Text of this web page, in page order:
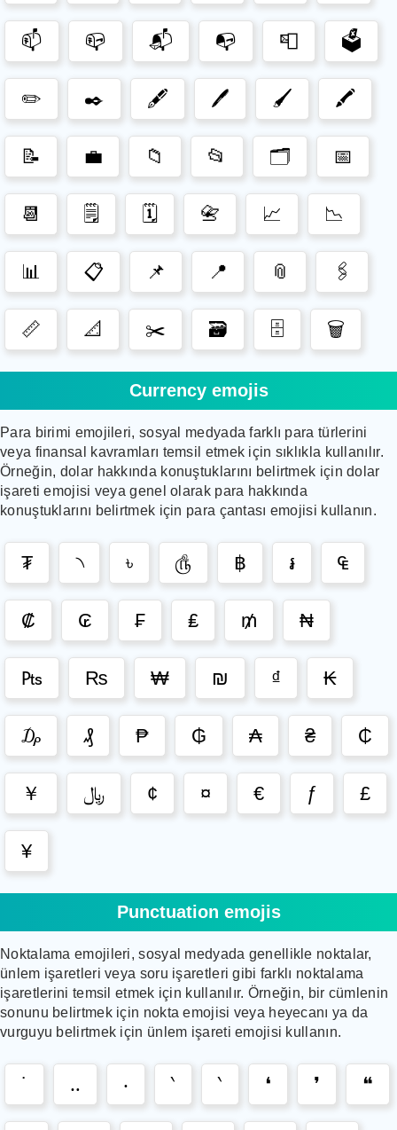
📫 📪 📬 📭 📮 🗳️
✏️ ✒️ 🖋️ 🖊️ 🖌️ 🖍️
📝 💼 📁 📂 🗂️ 📅
📆 🗒️ 🗓️ 📇 📈 📉
📊 📋 📌 📍 📎 🖇️
📏 📐 ✂️ 🗃️ 🗄️ 🗑️
Currency emojis
Para birimi emojileri, sosyal medyada farklı para türlerini
veya finansal kavramları temsil etmek için sıklıkla kullanılır.
Örneğin, dolar hakkında konuştuklarını belirtmek için dolar
işareti emojisi veya genel olarak para hakkında
konuştuklarını belirtmek için para çantası emojisi kullanın.
₮ ৲ ৳ ௹ ฿ ៛ ₠
₡ ₢ ₣ ₤ ₥ ₦
₧ ₨ ₩ ₪ ₫ ₭
₯ ₰ ₱ ₲ ₳ ₴ ₵
￥ ﷼ ¢ ¤ € ƒ £
¥
Punctuation emojis
Noktalama emojileri, sosyal medyada genellikle noktalar,
ünlem işaretleri veya soru işaretleri gibi farklı noktalama
işaretlerini temsil etmek için kullanılır. Örneğin, bir cümlenin
sonunu belirtmek için nokta emojisi veya heyecanı ya da
vurguyu belirtmek için ünlem işareti emojisi kullanın.
˙ ‥ ‧ ‵ ‵ ❛ ❜ ❝